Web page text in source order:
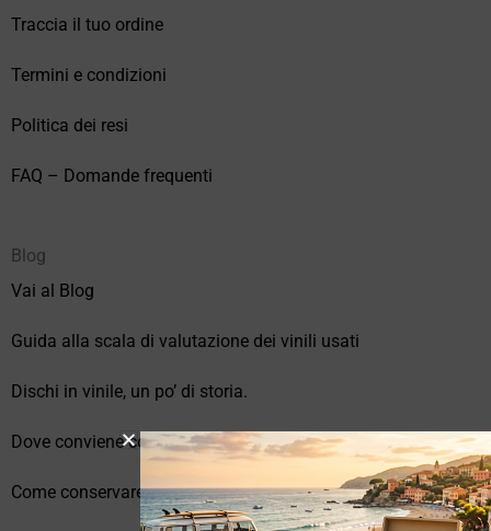
Traccia il tuo ordine
Termini e condizioni
Politica dei resi
FAQ – Domande frequenti
Blog
Vai al Blog
Guida alla scala di valutazione dei vinili usati
Dischi in vinile, un po’ di storia.
Dove conviene comprare vinili online?
Come conservare correttamente i vinili usati